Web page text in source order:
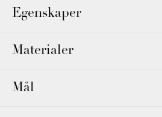
Egenskaper
Materialer
Mål